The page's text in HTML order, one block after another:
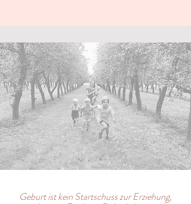
Geburt ist kein Startschuss zur Erziehung,